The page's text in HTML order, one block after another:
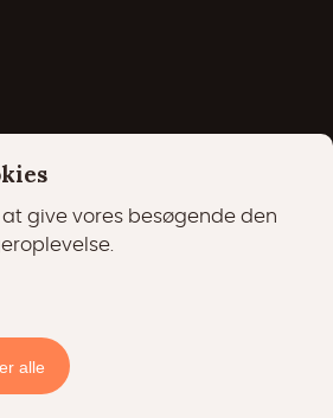
give vores besøgende den
alle